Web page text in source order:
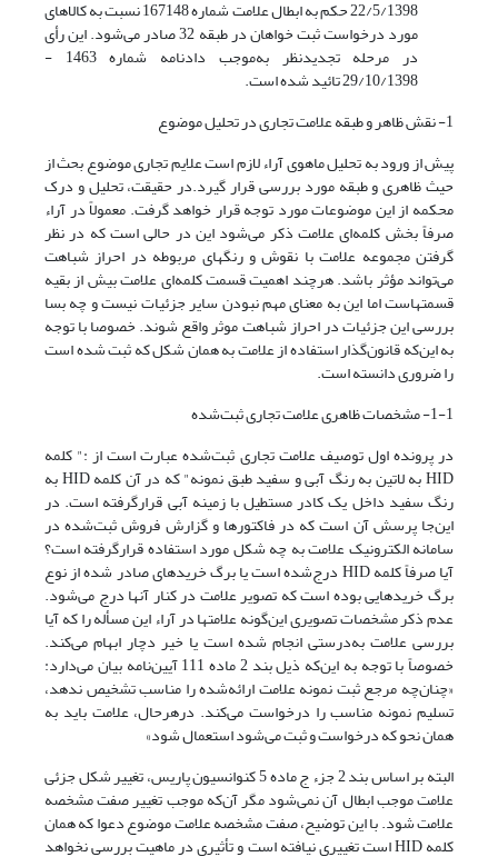
22/5/1398 حکم به ابطال علامت شماره 167148 نسبت به کالاهای
مورد درخواست ثبت خواهان در طبقه 32 صادر می‌شود. این رأی
در مرحله تجدیدنظر به‌موجب دادنامه شماره 1463 -
29/10/1398 تائید شده است.
1- نقش ظاهر و طبقه علامت تجاری در تحلیل موضوع
پیش از ورود به تحلیل ماهوی آراء لازم است علایم تجاری موضوع بحث از
حیث ظاهری و طبقه مورد بررسی قرار گیرد.در حقیقت، تحلیل و درک
محکمه از این موضوعات مورد توجه قرار خواهد گرفت. معمولاً در آراء
صرفاً بخش کلمه‌ای علامت ذکر می‌شود این در حالی است که در نظر
گرفتن مجموعه علامت با نقوش و رنگهای مربوطه در احراز شباهت
می‌تواند مؤثر باشد. هرچند اهمیت قسمت کلمه‌ای علامت بیش از بقیه
قسمتهاست اما این به معنای مهم نبودن سایر جزئیات نیست و چه بسا
بررسی این جزئیات در احراز شباهت موثر واقع شوند. خصوصا با توجه
به این‌که قانون‌گذار استفاده از علامت به همان شکل که ثبت شده است
را ضروری دانسته است.
1-1- مشخصات ظاهری علامت تجاری ثبت‌شده
در پرونده اول توصیف علامت تجاری ثبت‌شده عبارت است از :" کلمه
HID به لاتین به رنگ آبی و سفید طبق نمونه" که در آن کلمه HID به
رنگ سفید داخل یک کادر مستطیل با زمینه آبی قرارگرفته است. در
این‌جا پرسش آن است که در فاکتورها و گزارش فروش ثبت‌شده در
سامانه الکترونیک علامت به چه شکل مورد استفاده قرارگرفته است؟
آیا صرفاً کلمه HID درج‌شده است یا برگ خریدهای صادر شده از نوع
برگ خریدهایی بوده است که تصویر علامت در کنار آنها درج می‌شود.
عدم ذکر مشخصات تصویری این‌گونه علامتها در آراء این مسأله را که آیا
بررسی علامت به‌درستی انجام‌ شده است یا خیر دچار ابهام می‌کند.
خصوصاً با توجه به این‌که ذیل بند 2 ماده 111 آیین‌نامه بیان می‌دارد:
«چنان‌چه مرجع ثبت نمونه علامت ارائه‌شده را مناسب تشخیص ندهد،
تسلیم نمونه مناسب را درخواست می‌کند. درهرحال، علامت باید به
همان نحو که درخواست و ثبت می‌شود استعمال شود»
البته بر اساس بند 2 جزء ج ماده 5 کنوانسیون پاریس، تغییر شکل جزئی
علامت موجب ابطال آن نمی‌شود مگر آن‌که موجب تغییر صفت مشخصه
علامت شود. با این توضیح، صفت مشخصه علامت موضوع دعوا که همان
کلمه HID است تغییری نیافته است و تأثیری در ماهیت بررسی نخواهد